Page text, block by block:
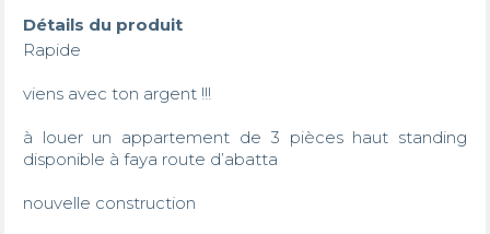
Détails du produit
Rapide
viens avec ton argent !!!
à louer un appartement de 3 pièces haut standing
disponible à faya route d’abatta
nouvelle construction